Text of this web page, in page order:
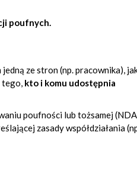
poufnych.
jedną ze stron (np. pracownika),
kto i komu udostępnia
poufności lub tożsamej (NDA
zasady współdziałania